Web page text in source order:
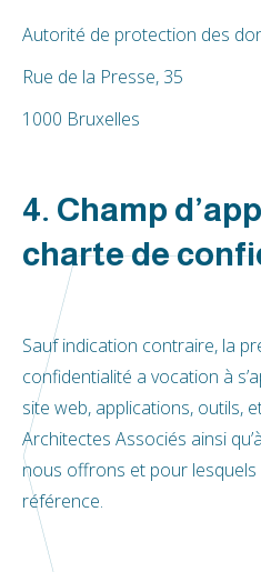
Autorité de protection des
Rue de la Presse, 35
1000 Bruxelles
4. Champ
charte de
Sauf indication contraire, la
confidentialité a vocation à
site web, applications, outils,
Architectes Associés ainsi
nous offrons et pour lesquels
référence.